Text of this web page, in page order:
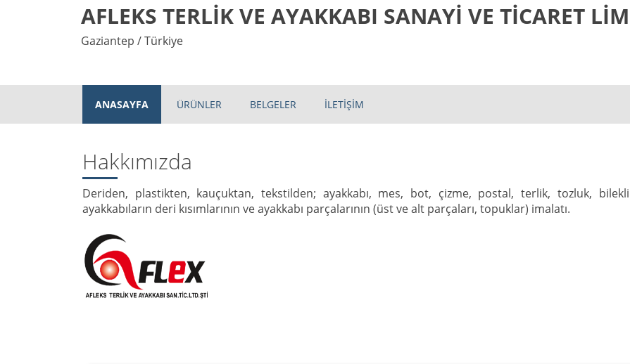
AFLEKS TERLİK VE AYAKKABI SANAYİ VE TİCARET
Gaziantep / Türkiye
ANASAYFA ÜRÜNLER BELGELER İLETİŞİM
Hakkımızda
Deriden, plastikten, kauçuktan, tekstilden; ayakkabı, mes, bot, çizme, postal, terlik, tozluk,
ayakkabıların deri kısımlarının ve ayakkabı parçalarının (üst ve alt parçaları, topuklar) imalatı.